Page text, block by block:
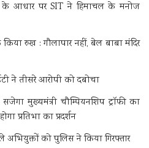
के आधार पर SIT ने हिमाचल के मनोज
रुख : गौलापार नहीं, बेल बाबा मंदिर
ने तीसरे आरोपी को दबोचा
मुख्यमंत्री चौम्पियनशिप ट्रॉफी का
प्रतिभा का प्रदर्शन
को पुलिस ने किया गिरफ्तार